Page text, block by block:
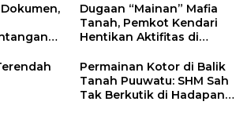
Dugaan “Mainan” Mafia
Tanah, Pemkot Kendari
Hentikan Aktifitas di
Permainan Kotor di Balik
Tanah Puuwatu: SHM Sah
Tak Berkutik di Hadapan